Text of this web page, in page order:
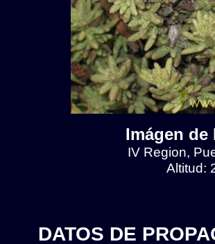
Imágen de
IV Region,
Altitud:
DATOS DE